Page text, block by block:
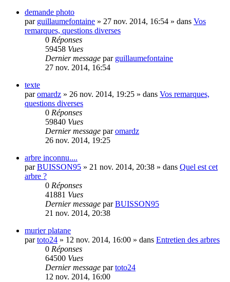
demande photo
par guillaumefontaine » 27 nov. 2014, 16:54 » dans Vos
remarques, questions diverses
0 Réponses
59458 Vues
Dernier message par guillaumefontaine
27 nov. 2014, 16:54
texte
paromardz » 26 nov. 2014, 19:25 » dans Vos remarques,
questions diverses
0 Réponses
59840 Vues
Dernier message paromardz
26 nov. 2014, 19:25
arbre inconnu....
parBUISSON95 » 21 nov. 2014, 20:38 » dans Quel est cet
arbre ?
0 Réponses
41881 Vues
Dernier message parBUISSON95
21 nov. 2014, 20:38
murier platane
partoto24 » 12 nov. 2014, 16:00 » dans Entretien des arbres
0 Réponses
64500 Vues
Dernier message partoto24
12 nov. 2014, 16:00